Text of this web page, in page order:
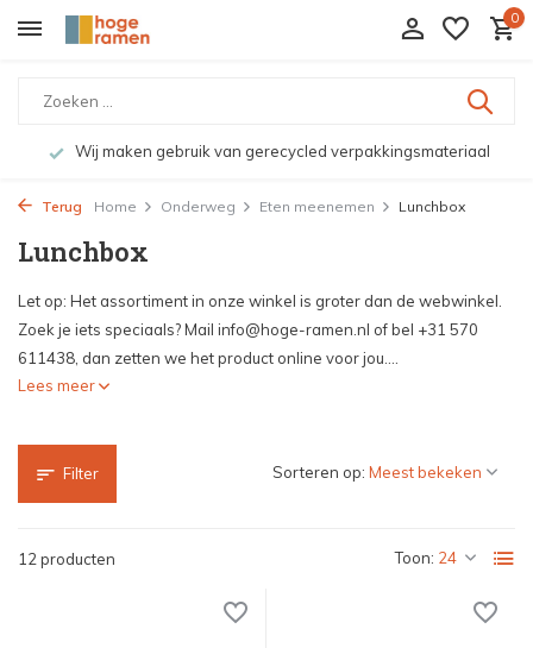
0
Wij maken gebruik van gerecycled verpakkingsmateriaal
Terug Home Onderweg Eten meenemen Lunchbox
Lunchbox
Let op: Het assortiment in onze winkel is groter dan de webwinkel.
Zoek je iets speciaals? Mail info@hoge-ramen.nl of bel +31 570
611438, dan zetten we het product online voor jou....
Lees meer
Filter
12 producten Toon:
Sorteren op: